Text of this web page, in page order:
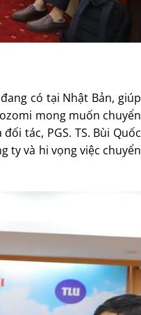
có tại Nhật Bản, giúp
mong muốn chuyển
tác, PGS. TS. Bùi Quốc
ty và hi vọng việc chuyển